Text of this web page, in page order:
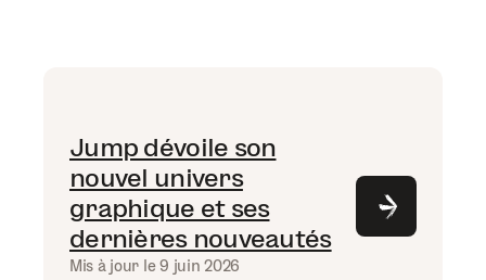
Jump dévoile son
nouvel univers
graphique et ses
dernières nouveautés
Mis à jour le 9 juin 2026